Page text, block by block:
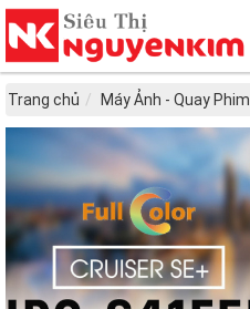
Trang chủ Máy Ảnh - Quay Phim